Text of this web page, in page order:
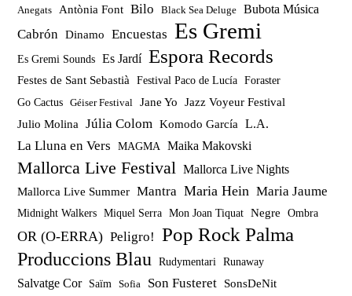
Anegats Antònia Font Bilo Black Sea Deluge Bubota Música
Cabrón Dinamo Encuestas Es Gremi
Es Gremi Sounds Es Jardí Espora Records
Festes de Sant Sebastià Festival Paco de Lucía Foraster
Go Cactus Géiser Festival Jane Yo
Jazz Voyeur Festival
Julio Molina
Júlia Colom Komodo García L.A.
La Lluna en Vers MAGMA Maika Makovski
Mallorca Live Festival Mallorca Live Nights
Mallorca Live Summer Mantra Maria Hein Maria Jaume
Midnight Walkers Miquel Serra Mon Joan Tiquat Negre Ombra
OR (O-ERRA) Peligro!
Pop Rock Palma
Produccions Blau
Rudymentari Runaway
Salvatge Cor Saïm Sofia Son Fusteret SonsDeNit